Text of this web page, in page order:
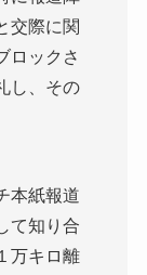
交際に関
ロックさ
し、その
本紙報道
て知り合
万キロ離